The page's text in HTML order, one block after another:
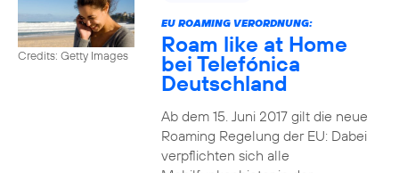
Credits: Getty Images
EU ROAMING VERORDNUNG:
Roam like at Home
bei Telefónica
Deutschland
Ab dem 15. Juni 2017 gilt die neue
Roaming Regelung der EU: Dabei
verpflichten sich alle